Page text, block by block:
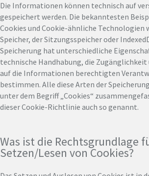
Die Informationen können technisch auf
gespeichert werden. Die bekanntesten
Cookies und Cookie-ähnliche Technologien
Speicher, der Sitzungsspeicher oder
Speicherung hat unterschiedliche
technische Handhabung, die Zugänglichkeit
auf die Informationen berechtigten
bestimmen. Alle diese Arten der
unter dem Begriff „Cookies“
dieser Cookie-Richtlinie auch so genannt.
Was ist die Rechtsgrundlage
Setzen/Lesen von Cookies?